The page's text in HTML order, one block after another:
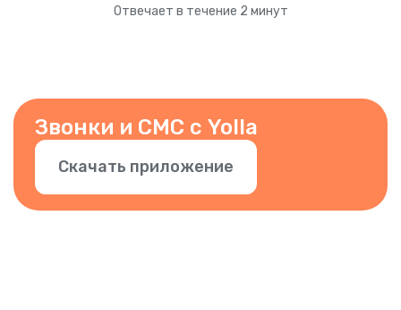
Отвечает в течение 2 минут
Звонки и СМС с Yolla
Скачать приложение